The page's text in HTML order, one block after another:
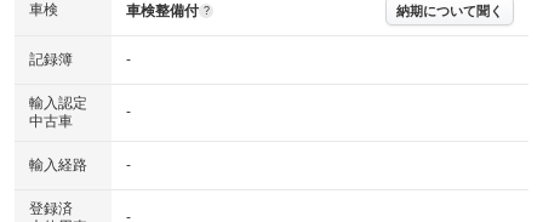
車検 車検整備付 ? 納期について聞く
記録簿 -
輸入認定
中古車
-
輸入経路 -
登録済
-